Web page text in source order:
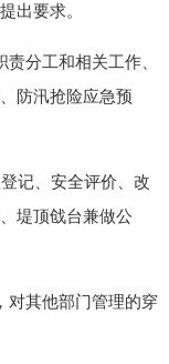
出要求。
分工和相关工作、
防汛抢险应急预
记、安全评价、改
堤顶戗台兼做公
其他部门管理的穿